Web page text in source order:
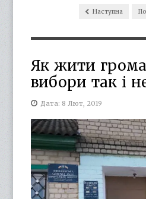
Наступна
Як жити
вибори так і
Дата: 8 Лют, 2019